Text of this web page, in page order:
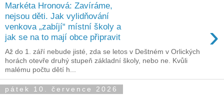
Markéta Hronová: Zavíráme,
nejsou děti. Jak vylidňování
venkova „zabíjí“ místní školy a
jak se na to mají obce připravit
›
Až do 1. září nebude jisté, zda se letos v Deštném v Orlických
horách otevře druhý stupeň základní školy, nebo ne. Kvůli
malému počtu dětí h...
pátek 10. července 2026